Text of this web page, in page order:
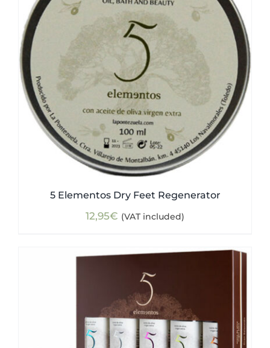
5 Elementos Dry Feet Regenerator
12,95€ (VAT included)